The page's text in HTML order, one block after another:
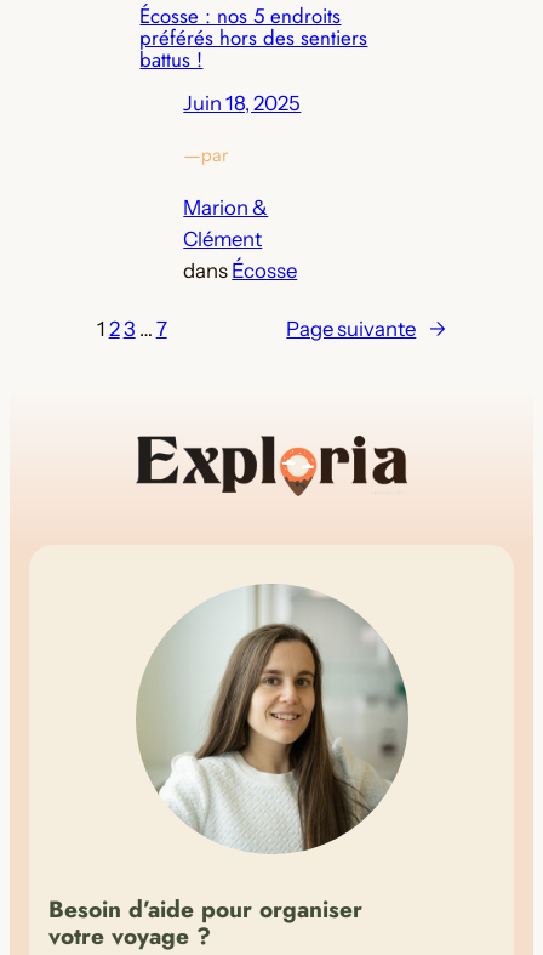
Écosse : nos 5 endroits
préférés hors des sentiers
battus !
Juin 18, 2025
—par
Marion &
Clément
dans Écosse
1 23 … 7 Page suivante →
votre guide de Glenfinnan
Besoin d’aide pour organiser
votre voyage ?